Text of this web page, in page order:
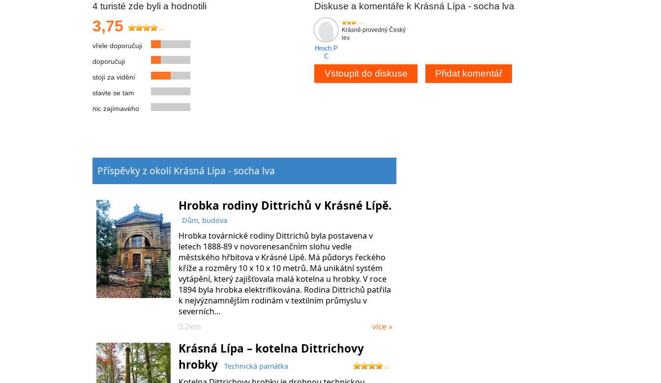
4 turisté zde byli a hodnotili
3,75
vřele doporučuji
doporučuji
stojí za vidění
stavte se tam
nic zajímavého
Diskuse a komentáře k Krásná Lípa - socha lva
Hroch.P
C
Krásně provedný Český
lev.
Příspěvky z okolí Krásná Lípa - socha lva
Hrobka rodiny Dittrichů v Krásné Lípě.
Dům, budova
Hrobka továrnické rodiny Dittrichů byla postavena v
letech 1888-89 v novorenesančním slohu vedle
městského hřbitova v Krásné Lípě. Má půdorys řeckého
kříže a rozměry 10 x 10 x 10 metrů. Má unikátní systém
vytápění, který zajišťovala malá kotelna u hrobky. V roce
1894 byla hrobka elektrifikována. Rodina Dittrichů patřila
k nejvýznamnějším rodinám v textilním průmyslu v
severních…
0.2km
více »
Krásná Lípa – kotelna Dittrichovy
hrobky
Technická památka